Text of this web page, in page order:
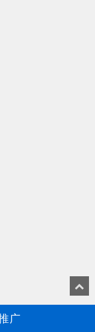
广